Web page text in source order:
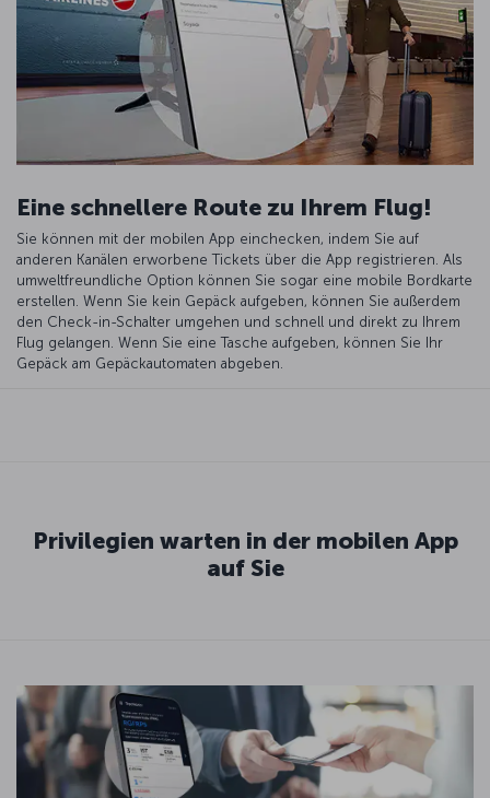
Eine schnellere Route zu Ihrem Flug!
Sie können mit der mobilen App einchecken, indem Sie auf
anderen Kanälen erworbene Tickets über die App registrieren. Als
umweltfreundliche Option können Sie sogar eine mobile Bordkarte
erstellen. Wenn Sie kein Gepäck aufgeben, können Sie außerdem
den Check-in-Schalter umgehen und schnell und direkt zu Ihrem
Flug gelangen. Wenn Sie eine Tasche aufgeben, können Sie Ihr
Gepäck am Gepäckautomaten abgeben.
Privilegien warten in der mobilen App
auf Sie